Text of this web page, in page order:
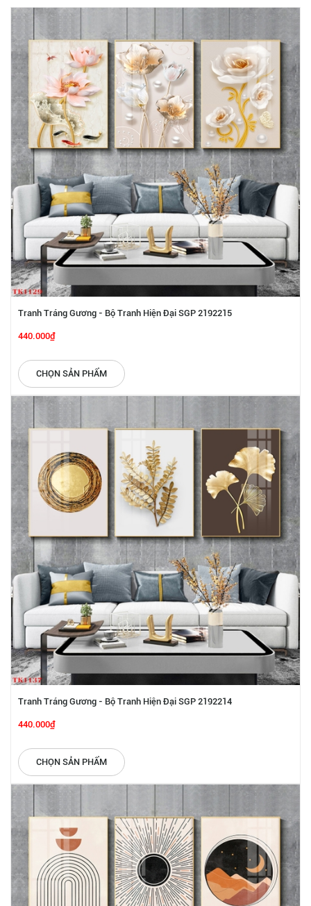
Tranh Tráng Gương - Bộ Tranh Hiện Đại SGP 2192215
440.000₫
CHỌN SẢN PHẨM
Tranh Tráng Gương - Bộ Tranh Hiện Đại SGP 2192214
440.000₫
CHỌN SẢN PHẨM